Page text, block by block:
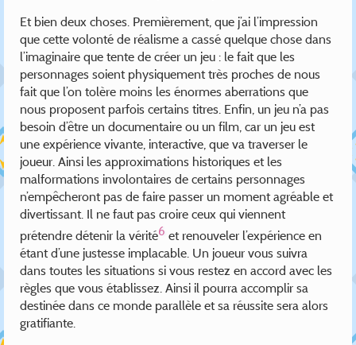
Et bien deux choses. Premièrement, que j’ai l’impression
que cette volonté de réalisme a cassé quelque chose dans
l’imaginaire que tente de créer un jeu : le fait que les
personnages soient physiquement très proches de nous
fait que l’on tolère moins les énormes aberrations que
nous proposent parfois certains titres. Enfin, un jeu n’a pas
besoin d’être un documentaire ou un film, car un jeu est
une expérience vivante, interactive, que va traverser le
joueur. Ainsi les approximations historiques et les
malformations involontaires de certains personnages
n’empêcheront pas de faire passer un moment agréable et
divertissant. Il ne faut pas croire ceux qui viennent
prétendre détenir la vérité6 et renouveler l’expérience en
étant d’une justesse implacable. Un joueur vous suivra
dans toutes les situations si vous restez en accord avec les
règles que vous établissez. Ainsi il pourra accomplir sa
destinée dans ce monde parallèle et sa réussite sera alors
gratifiante.